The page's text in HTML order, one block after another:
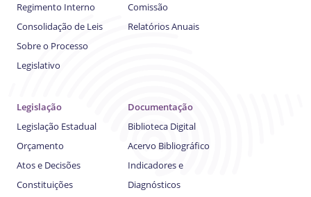
Regimento Interno
Consolidação de Leis
Sobre o Processo
Legislativo
Comissão
Relatórios Anuais
Legislação
Legislação Estadual
Orçamento
Atos e Decisões
Constituições
Documentação
Biblioteca Digital
Acervo Bibliográfico
Indicadores e
Diagnósticos